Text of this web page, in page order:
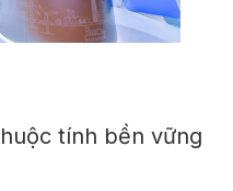
tính bền vững